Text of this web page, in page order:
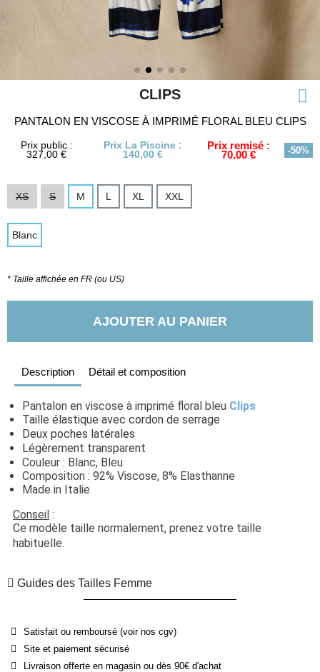
CLIPS
PANTALON EN VISCOSE À IMPRIMÉ FLORAL BLEU CLIPS
Prix public :
327,00 €
Prix La Piscine :
140,00 €
Prix remisé :
70,00 € -50%
XS S M L XL XXL
Blanc
* Taille affichée en FR (ou US)
AJOUTER AU PANIER
Description Détail et composition
Pantalon en viscose à imprimé floral bleu Clips
Taille élastique avec cordon de serrage
Deux poches latérales
Légèrement transparent
Couleur : Blanc, Bleu
Composition : 92% Viscose, 8% Elasthanne
Made in Italie
Conseil :
Ce modèle taille normalement, prenez votre taille
habituelle.
Guides des Tailles Femme
Satisfait ou remboursé (voir nos cgv)
Site et paiement sécurisé
Livraison offerte en magasin ou dès 90€ d'achat